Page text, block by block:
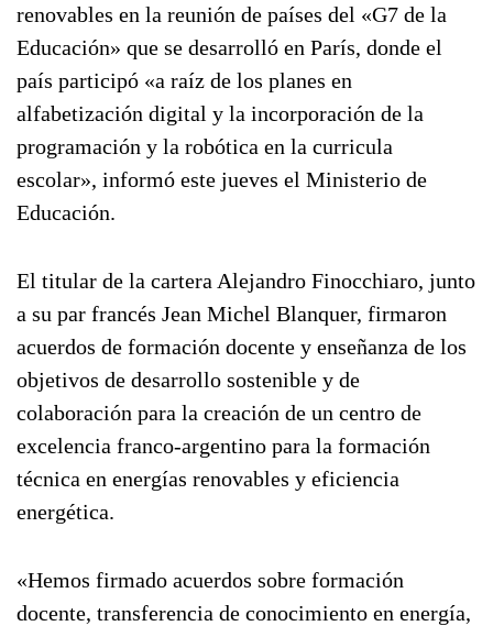
renovables en la reunión de países del «G7 de la
Educación» que se desarrolló en París, donde el
país participó «a raíz de los planes en
alfabetización digital y la incorporación de la
programación y la robótica en la curricula
escolar», informó este jueves el Ministerio de
Educación.
El titular de la cartera Alejandro Finocchiaro, junto
a su par francés Jean Michel Blanquer, firmaron
acuerdos de formación docente y enseñanza de los
objetivos de desarrollo sostenible y de
colaboración para la creación de un centro de
excelencia franco-argentino para la formación
técnica en energías renovables y eficiencia
energética.
«Hemos firmado acuerdos sobre formación
docente, transferencia de conocimiento en energía,